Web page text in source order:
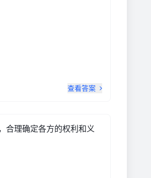
查看答案
合理确定各方的权利和义